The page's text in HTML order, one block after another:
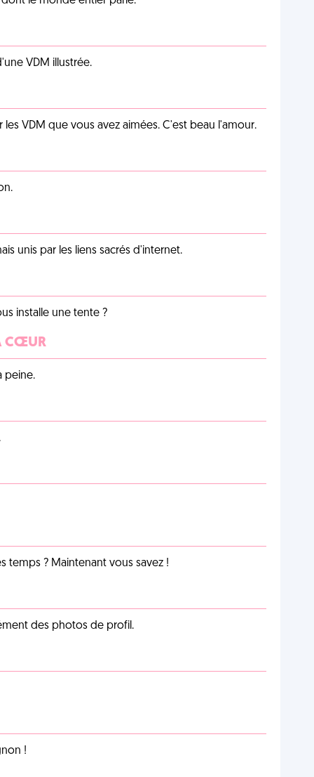
VDM illustrée.
VDM que vous avez aimées. C'est beau l'amour.
unis par les liens sacrés d'internet.
installe une tente ?
CŒUR
peine.
temps ? Maintenant vous savez !
des photos de profil.
!